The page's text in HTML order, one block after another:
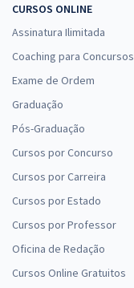
CURSOS ONLINE
Assinatura Ilimitada
Coaching para Concursos
Exame de Ordem
Graduação
Pós-Graduação
Cursos por Concurso
Cursos por Carreira
Cursos por Estado
Cursos por Professor
Oficina de Redação
Cursos Online Gratuitos